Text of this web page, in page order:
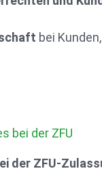
bei
bei der ZFU
der ZFU-